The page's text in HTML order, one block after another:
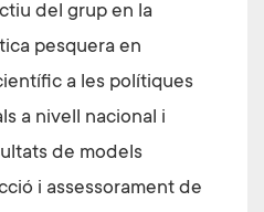
del grup en la
pesquera en
a les polítiques
a nivell nacional i
de models
i assessorament de